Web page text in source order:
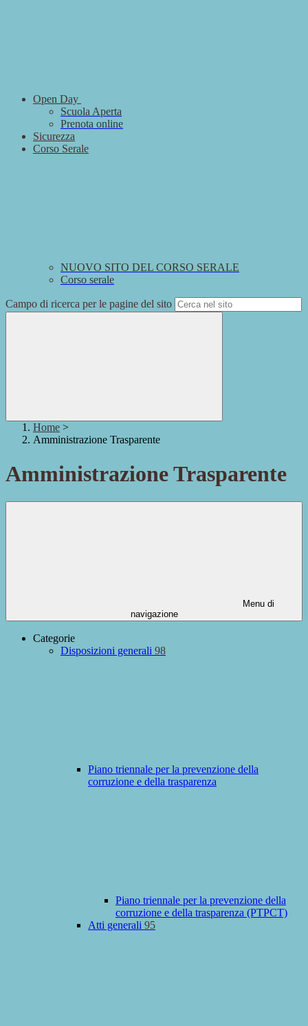
Open Day
Scuola Aperta
Prenota online
Sicurezza
Corso Serale
NUOVO SITO DEL CORSO SERALE
Corso serale
Campo di ricerca per le pagine del sito
Home >
Amministrazione Trasparente
Amministrazione Trasparente
Menu di
navigazione
Categorie
Disposizioni generali 98
Piano triennale per la prevenzione della
corruzione e della trasparenza
Piano triennale per la prevenzione della
corruzione e della trasparenza (PTPCT)
Atti generali 95